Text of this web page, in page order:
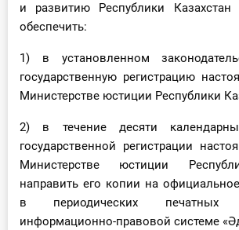
Юридический помощник
Интернет-магазин
О Системе
Обучение
Тарифы
Тестирование для
бухгалтера
и развитию Республики
обеспечить:
1) в установленном
государственную регистрацию
Министерстве юстиции Республики
2) в течение десяти
государственной регистрации
Министерстве юстиции
направить его копии на
в периодических
информационно-правовой системе